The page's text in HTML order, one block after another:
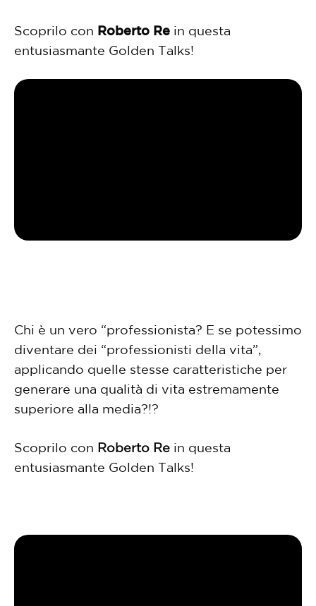
Scoprilo con Roberto Re in questa
entusiasmante Golden Talks!
Chi è un vero “professionista? E se potessimo
diventare dei “professionisti della vita”,
applicando quelle stesse caratteristiche per
generare una qualità di vita estremamente
superiore alla media?!?
Scoprilo con Roberto Re in questa
entusiasmante Golden Talks!